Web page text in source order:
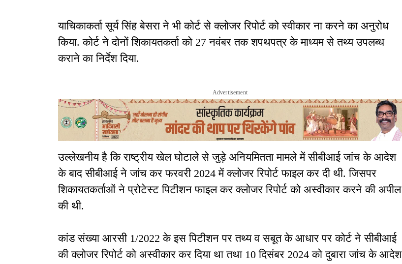
याचिकाकर्ता सूर्य सिंह बेसरा ने भी कोर्ट से क्लोजर रिपोर्ट को स्वीकार ना करने का अनुरोध
किया. कोर्ट ने दोनों शिकायतकर्ता को 27 नवंबर तक शपथपत्र के माध्यम से तथ्य उपलब्ध
कराने का निर्देश दिया.
Advertisement
उल्लेखनीय है कि राष्ट्रीय खेल घोटाले से जुड़े अनियमितता मामले में सीबीआई जांच के आदेश
के बाद सीबीआई ने जांच कर फरवरी 2024 में क्लोजर रिपोर्ट फाइल कर दी थी. जिसपर
शिकायतकर्ताओं ने प्रोटेस्ट पिटीशन फाइल कर क्लोजर रिपोर्ट को अस्वीकार करने की अपील
की थी.
कांड संख्या आरसी 1/2022 के इस पिटीशन पर तथ्य व सबूत के आधार पर कोर्ट ने सीबीआई
की क्लोजर रिपोर्ट को अस्वीकार कर दिया था तथा 10 दिसंबर 2024 को दुबारा जांच के आदेश